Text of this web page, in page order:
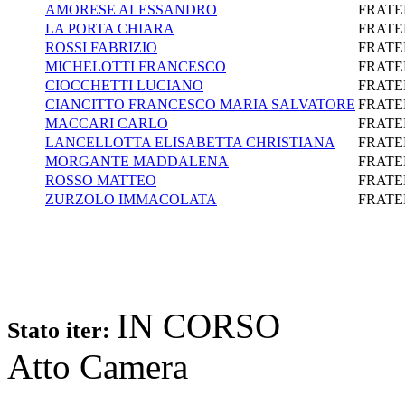
AMORESE ALESSANDRO
LA PORTA CHIARA
ROSSI FABRIZIO
MICHELOTTI FRANCESCO
CIOCCHETTI LUCIANO
CIANCITTO FRANCESCO MARIA SALVATORE
MACCARI CARLO
LANCELLOTTA ELISABETTA CHRISTIANA
MORGANTE MADDALENA
ROSSO MATTEO
ZURZOLO IMMACOLATA
Stato iter: IN CORSO
Atto Camera